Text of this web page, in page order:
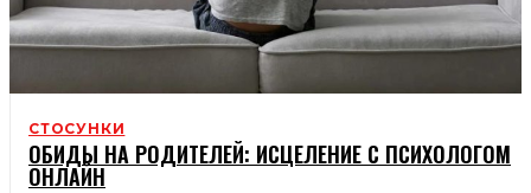
СТОСУНКИ
ОБИДЫ НА РОДИТЕЛЕЙ: ИСЦЕЛЕНИЕ С ПСИХОЛОГОМ
ОНЛАЙН